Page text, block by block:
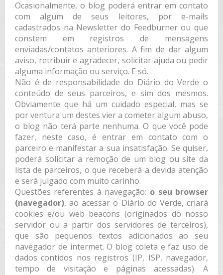
Ocasionalmente, o blog poderá entrar em contato
com algum de seus leitores, por e-mails
cadastrados na Newsletter do Feedburner ou que
constem em registros de mensagens
enviadas/contatos anteriores. A fim de dar algum
aviso, retribuir e agradecer, solicitar ajuda ou pedir
alguma informação ou serviço. E só.
Não é de responsabilidade do Diário do Verde o
conteúdo de seus parceiros, e sim dos mesmos.
Obviamente que há um cuidado especial, mas se
por ventura um destes vier a cometer algum abuso,
o blog não terá parte nenhuma. O que você pode
fazer, neste caso, é entrar em contato com o
parceiro e manifestar a sua insatisfação. Se quiser,
poderá solicitar a remoção de um blog ou site da
lista de parceiros, o que receberá a devida atenção
e será julgado com muito carinho.
Questões referentes à navegação: o seu browser
(navegador), ao acessar o Diário do Verde, criará
cookies e/ou web beacons (originados do nosso
servidor ou a partir dos servidores de terceiros),
que são pequenos textos adicionados ao seu
navegador de intermet. O blog coleta e faz uso de
dados contidos nos registros (IP, ISP, navegador,
tempo de visitação e páginas acessadas). A